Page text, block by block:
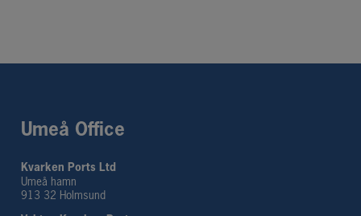
Umeå Office
Kvarken Ports Ltd
Umeå hamn
913 32 Holmsund